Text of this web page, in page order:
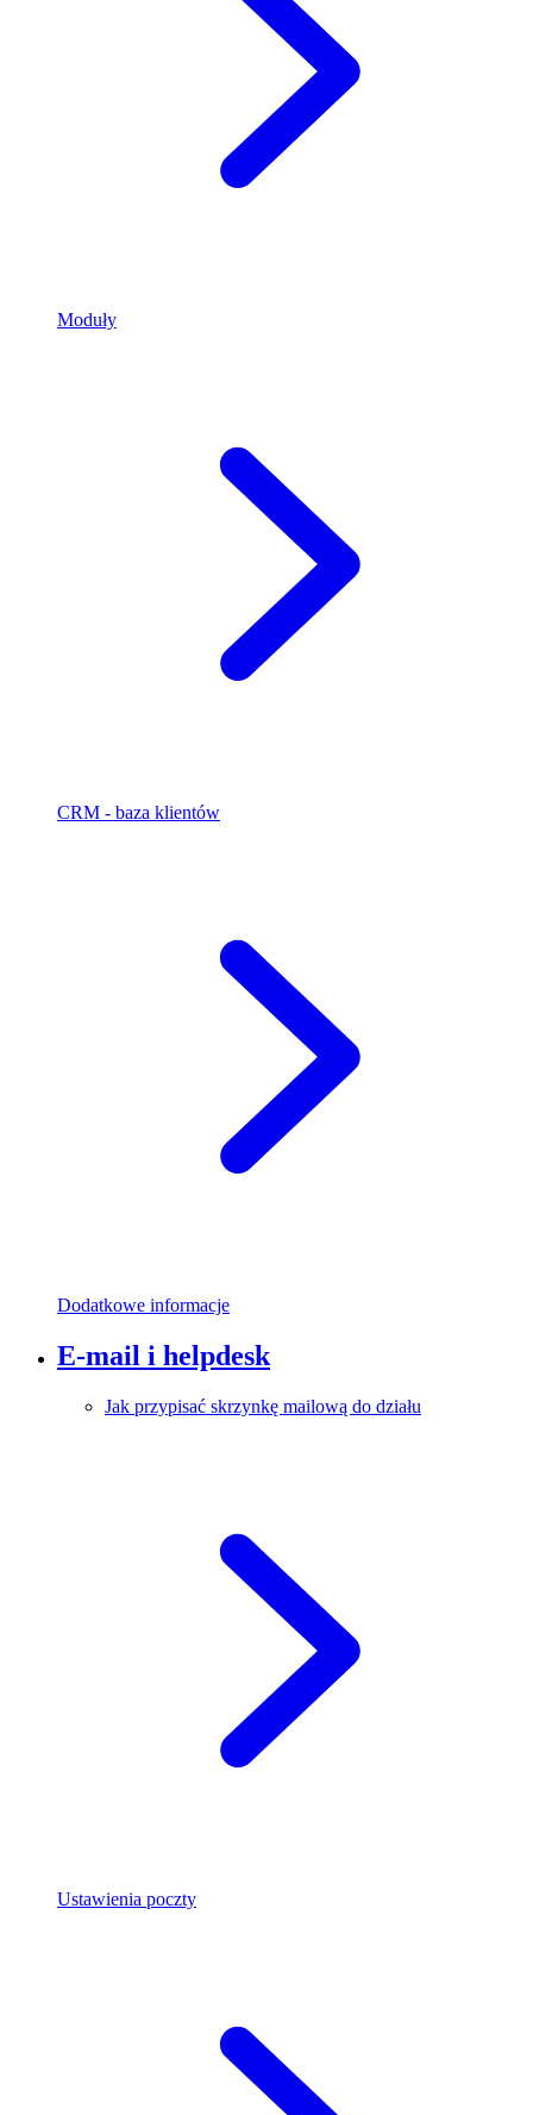
Moduły
CRM - baza klientów
Dodatkowe informacje
E-mail i helpdesk
Jak przypisać skrzynkę mailową do działu
Ustawienia poczty